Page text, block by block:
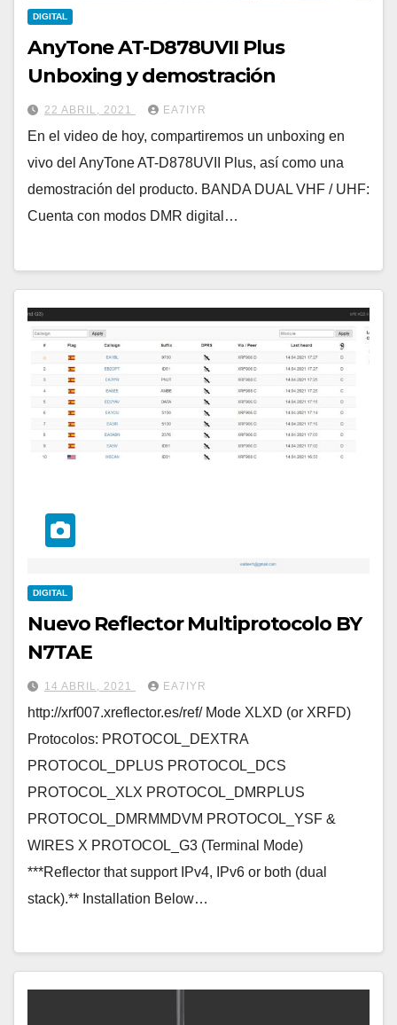
DIGITAL
AnyTone AT-D878UVII Plus
Unboxing y demostración
22 ABRIL, 2021 EA7IYR
En el video de hoy, compartiremos un unboxing en
vivo del AnyTone AT-D878UVII Plus, así como una
demostración del producto. BANDA DUAL VHF / UHF:
Cuenta con modos DMR digital…
DIGITAL
Nuevo Reflector Multiprotocolo BY
N7TAE
14 ABRIL, 2021 EA7IYR
http://xrf007.xreflector.es/ref/ Mode XLXD (or XRFD)
Protocolos: PROTOCOL_DEXTRA
PROTOCOL_DPLUS PROTOCOL_DCS
PROTOCOL_XLX PROTOCOL_DMRPLUS
PROTOCOL_DMRMMDVM PROTOCOL_YSF &
WIRES X PROTOCOL_G3 (Terminal Mode)
***Reflector that support IPv4, IPv6 or both (dual
stack).** Installation Below…